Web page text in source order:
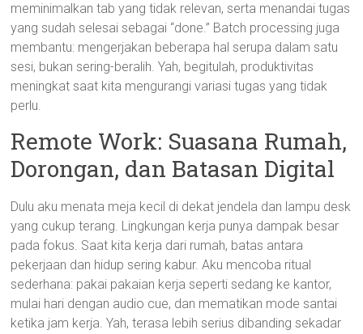
meminimalkan tab yang tidak relevan, serta menandai tugas
yang sudah selesai sebagai “done.” Batch processing juga
membantu: mengerjakan beberapa hal serupa dalam satu
sesi, bukan sering-beralih. Yah, begitulah, produktivitas
meningkat saat kita mengurangi variasi tugas yang tidak
perlu.
Remote Work: Suasana Rumah,
Dorongan, dan Batasan Digital
Dulu aku menata meja kecil di dekat jendela dan lampu desk
yang cukup terang. Lingkungan kerja punya dampak besar
pada fokus. Saat kita kerja dari rumah, batas antara
pekerjaan dan hidup sering kabur. Aku mencoba ritual
sederhana: pakai pakaian kerja seperti sedang ke kantor,
mulai hari dengan audio cue, dan mematikan mode santai
ketika jam kerja. Yah, terasa lebih serius dibanding sekadar